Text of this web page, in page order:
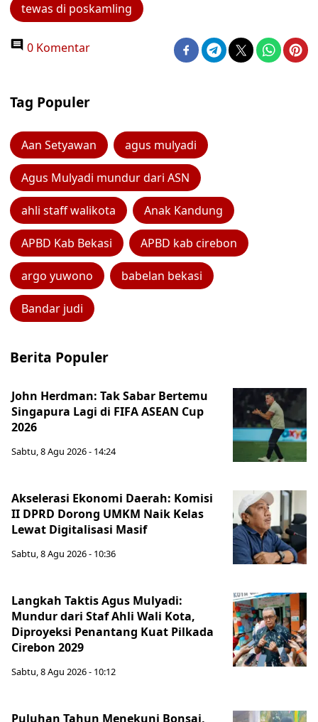
tewas di poskamling
0 Komentar
Tag Populer
Aan Setyawan agus mulyadi
Agus Mulyadi mundur dari ASN
ahli staff walikota Anak Kandung
APBD Kab Bekasi APBD kab cirebon
argo yuwono babelan bekasi
Bandar judi
Berita Populer
John Herdman: Tak Sabar Bertemu
Singapura Lagi di FIFA ASEAN Cup
2026
Sabtu, 8 Agu 2026 - 14:24
Akselerasi Ekonomi Daerah: Komisi
II DPRD Dorong UMKM Naik Kelas
Lewat Digitalisasi Masif
Sabtu, 8 Agu 2026 - 10:36
Langkah Taktis Agus Mulyadi:
Mundur dari Staf Ahli Wali Kota,
Diproyeksi Penantang Kuat Pilkada
Cirebon 2029
Sabtu, 8 Agu 2026 - 10:12
Puluhan Tahun Menekuni Bonsai,